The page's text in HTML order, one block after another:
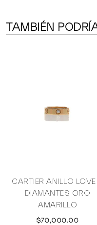
TAMBIÉN
CARTIER ANILLO
DIAMANTES ORO
AMARILLO
$70,000.00